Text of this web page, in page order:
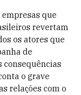
que
revertam
os atores que
de
consequências
o grave
relações com o